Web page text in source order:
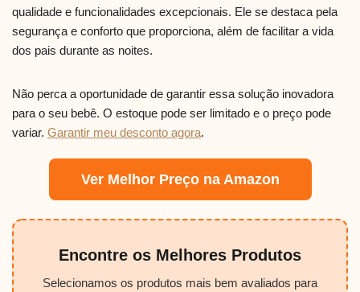
qualidade e funcionalidades excepcionais. Ele se destaca pela
segurança e conforto que proporciona, além de facilitar a vida
dos pais durante as noites.
Não perca a oportunidade de garantir essa solução inovadora
para o seu bebê. O estoque pode ser limitado e o preço pode
variar. Garantir meu desconto agora.
Ver Melhor Preço na Amazon
Encontre os Melhores Produtos
Selecionamos os produtos mais bem avaliados para